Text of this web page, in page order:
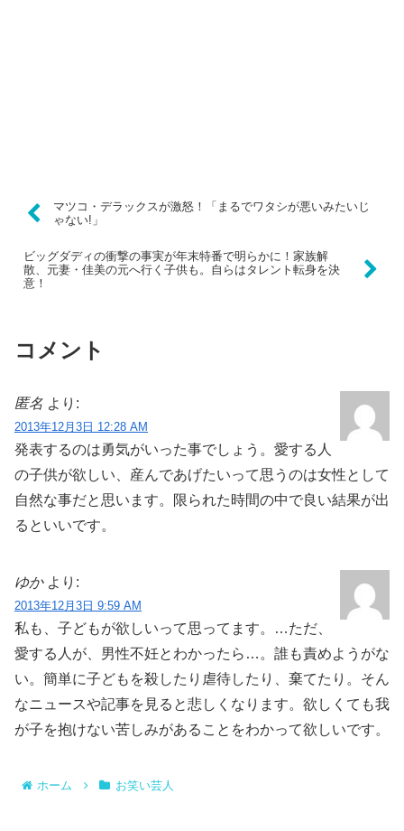
マツコ・デラックスが激怒！「まるでワタシが悪いみたいじ
ゃない!」
ビッグダディの衝撃の事実が年末特番で明らかに！家族解
散、元妻・佳美の元へ行く子供も。自らはタレント転身を決
意！
コメント
匿名 より:
2013年12月3日 12:28 AM
発表するのは勇気がいった事でしょう。愛する人
の子供が欲しい、産んであげたいって思うのは女性として
自然な事だと思います。限られた時間の中で良い結果が出
るといいです。
ゆか より:
2013年12月3日 9:59 AM
私も、子どもが欲しいって思ってます。…ただ、
愛する人が、男性不妊とわかったら…。誰も責めようがな
い。簡単に子どもを殺したり虐待したり、棄てたり。そん
なニュースや記事を見ると悲しくなります。欲しくても我
が子を抱けない苦しみがあることをわかって欲しいです。
ホーム お笑い芸人